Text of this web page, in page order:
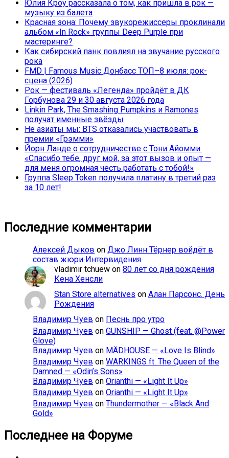
Юлия Кроу рассказала о том, как пришла в рок —
музыку из балета
Красная зона: Почему звукорежиссеры проклинали
альбом «In Rock» группы Deep Purple при
мастеринге?
Как сибирский панк повлиял на звучание русского
рока
FMD | Famous Music Донбасс ТОП–8 июля: рок-
сцена (2026)
Рок — фестиваль «Легенда» пройдёт в ДК
Горбунова 29 и 30 августа 2026 года
Linkin Park, The Smashing Pumpkins и Ramones
получат именные звёзды
Не азиаты мы: BTS отказались участвовать в
премии «Грэмми»
Йорн Ланде о сотрудничестве с Тони Айомми:
«Спасибо тебе, друг мой, за этот вызов и опыт —
для меня огромная честь работать с тобой!»
Группа Sleep Token получила платину в третий раз
за 10 лет!
Последние комментарии
Алексей Дыков on Джо Линн Тёрнер войдёт в
состав жюри Интервидения
vladimir tchuew on 80 лет со дня рождения
Кена Хенсли
Stan Store alternatives on Алан Парсонс. День
Рождения
Владимир Чуев on Песнь про утро
Владимир Чуев on GUNSHIP — Ghost (feat. @Power
Glove)
Владимир Чуев on MÄDHOUSE — «Love Is Blind»
Владимир Чуев on WARKINGS ft. The Queen of the
Damned — «Odin’s Sons»
Владимир Чуев on Orianthi — «Light It Up»
Владимир Чуев on Orianthi — «Light It Up»
Владимир Чуев on Thundermother — «Black And
Gold»
Последнее на Форуме